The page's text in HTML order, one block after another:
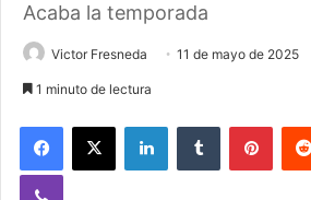
Acaba la temporada
Victor Fresneda 11 de mayo de 2025
1 minuto de lectura